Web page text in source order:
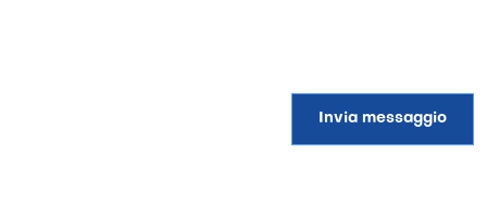
Invia messaggio